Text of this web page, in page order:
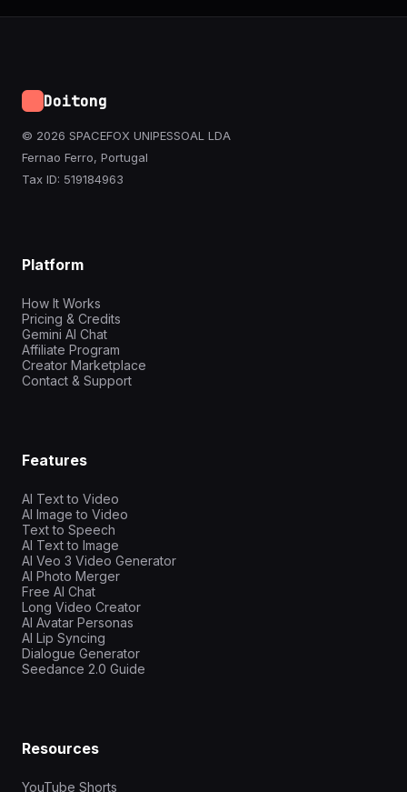
Doitong
© 2026 SPACEFOX UNIPESSOAL LDA
Fernao Ferro, Portugal
Tax ID: 519184963
Platform
How It Works
Pricing & Credits
Gemini AI Chat
Affiliate Program
Creator Marketplace
Contact & Support
Features
AI Text to Video
AI Image to Video
Text to Speech
AI Text to Image
AI Veo 3 Video Generator
AI Photo Merger
Free AI Chat
Long Video Creator
AI Avatar Personas
AI Lip Syncing
Dialogue Generator
Seedance 2.0 Guide
Resources
YouTube Shorts